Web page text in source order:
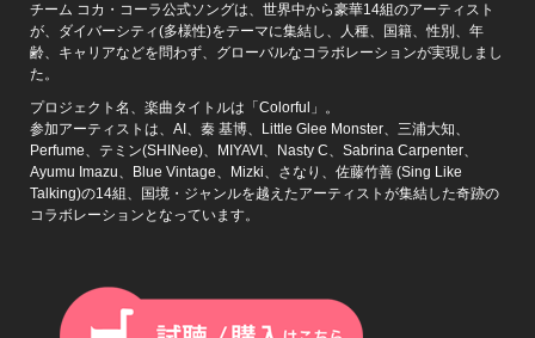
チーム コカ・コーラ公式ソングは、世界中から豪華14組のアーティスト
が、ダイバーシティ(多様性)をテーマに集結し、人種、国籍、性別、年
齢、キャリアなどを問わず、グローバルなコラボレーションが実現しまし
た。
プロジェクト名、楽曲タイトルは「Colorful」。
参加アーティストは、AI、秦 基博、Little Glee Monster、三浦大知、
Perfume、テミン(SHINee)、MIYAVI、Nasty C、Sabrina Carpenter、
Ayumu Imazu、Blue Vintage、Mizki、さなり、佐藤竹善 (Sing Like
Talking)の14組、国境・ジャンルを越えたアーティストが集結した奇跡の
コラボレーションとなっています。